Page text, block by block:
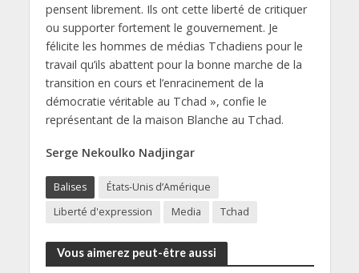
pensent librement. Ils ont cette liberté de critiquer
ou supporter fortement le gouvernement. Je
félicite les hommes de médias Tchadiens pour le
travail qu’ils abattent pour la bonne marche de la
transition en cours et l’enracinement de la
démocratie véritable au Tchad », confie le
représentant de la maison Blanche au Tchad.
Serge Nekoulko Nadjingar
Balises
États-Unis d’Amérique
Liberté d'expression
Media Tchad
Vous aimerez peut-être aussi